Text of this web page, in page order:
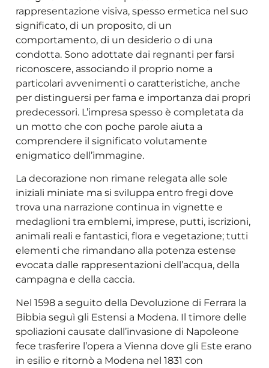
rappresentazione visiva, spesso ermetica nel suo
significato, di un proposito, di un
comportamento, di un desiderio o di una
condotta. Sono adottate dai regnanti per farsi
riconoscere, associando il proprio nome a
particolari avvenimenti o caratteristiche, anche
per distinguersi per fama e importanza dai propri
predecessori. L’impresa spesso è completata da
un motto che con poche parole aiuta a
comprendere il significato volutamente
enigmatico dell’immagine.
La decorazione non rimane relegata alle sole
iniziali miniate ma si sviluppa entro fregi dove
trova una narrazione continua in vignette e
medaglioni tra emblemi, imprese, putti, iscrizioni,
animali reali e fantastici, flora e vegetazione; tutti
elementi che rimandano alla potenza estense
evocata dalle rappresentazioni dell’acqua, della
campagna e della caccia.
Nel 1598 a seguito della Devoluzione di Ferrara la
Bibbia seguì gli Estensi a Modena. Il timore delle
spoliazioni causate dall’invasione di Napoleone
fece trasferire l’opera a Vienna dove gli Este erano
in esilio e ritornò a Modena nel 1831 con